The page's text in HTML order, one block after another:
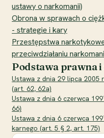
ustawy o narkomanii)
Obrona w sprawach o
- strategie i kary
Przestępstwa
przeciwdziałaniu
Podstawa prawna i
Ustawa z dnia 29 lipca 2005
(art. 62, 62a)
Ustawa z dnia 6 czerwca
66)
Ustawa z dnia 6 czerwca
karnego (art. 5 § 2, art. 175)